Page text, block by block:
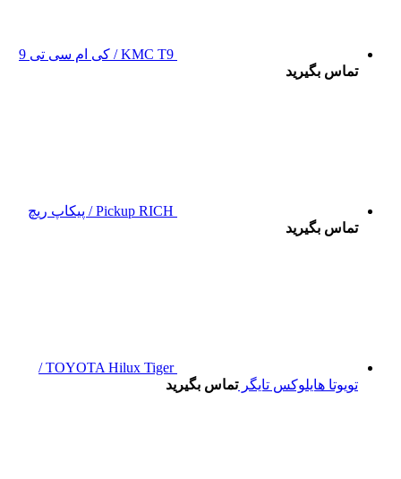
KMC T9 / کی ام سی تی 9
تماس بگیرید
Pickup RICH / پیکاپ ریچ
تماس بگیرید
TOYOTA Hilux Tiger /
تویوتا هایلوکس تایگرتماس بگیرید